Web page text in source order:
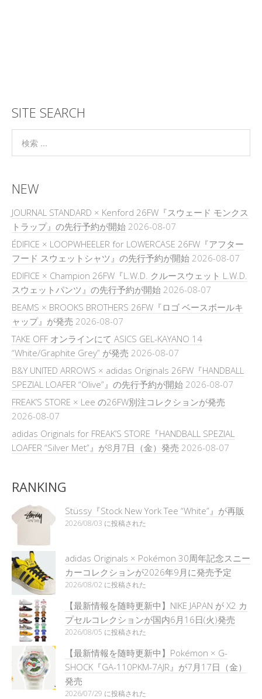
SITE SEARCH
NEW
JOURNAL STANDARD × Kenford 26FW『スウェード モンクス
トラップ』の先行予約が開始 2026-08-07
ÉDIFICE × LOOPWHEELER for LOWERCASE 26FW『アフター
フード スウェットシャツ』の先行予約が開始 2026-08-07
EDIFICE × Champion 26FW『L.W.D. クルースウェット L.W.D.
スウェットパンツ』の先行予約が開始 2026-08-07
BEAMS × BROOKS BROTHERS 26FW『ロゴ ベースボールキ
ャップ』が発売 2026-08-07
TAKE OFF オンラインにて ASICS GEL-KAYANO 14
“White/Graphite Grey” が発売 2026-08-07
B&Y UNITED ARROWS × adidas Originals 26FW『HANDBALL
SPEZIAL LOAFER “Olive”』の先行予約が開始 2026-08-07
FREAK’S STORE × Lee の26FW別注コレクションが発売
2026-08-07
adidas Originals for FREAK’S STORE『HANDBALL SPEZIAL
LOAFER “Silver Met”』が8月7日（金）発売 2026-08-07
RANKING
Stüssy『Stock New York Tee “White”』が再販
2026/08/03 に投稿された
adidas Originals × Pokémon 30周年記念スニー
カーコレクションが2026年9月に発売予定
2026/08/02 に投稿された
【最新情報を随時更新中】NIKE JAPAN が X2 カ
プセルコレクションが国内6月16日(火)発売
2026/08/05 に投稿された
【最新情報を随時更新中】Pokémon × G-
SHOCK『GA-110PKM-7AJR』が7月17日（金）
発売
2026/07/29 に投稿された